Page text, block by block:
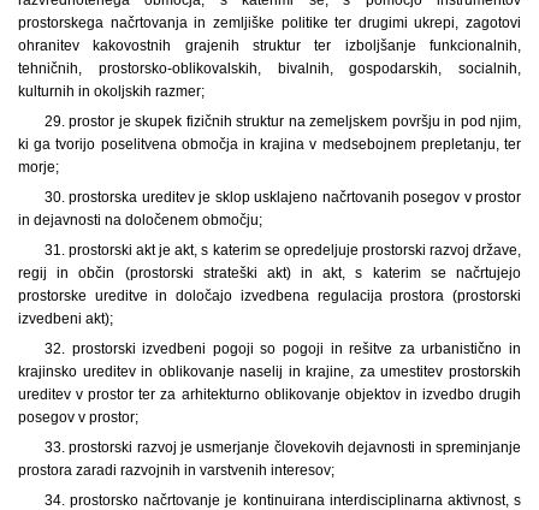
prostorskega načrtovanja in zemljiške politike ter drugimi ukrepi, zagotovi
ohranitev kakovostnih grajenih struktur ter izboljšanje funkcionalnih,
tehničnih, prostorsko-oblikovalskih, bivalnih, gospodarskih, socialnih,
kulturnih in okoljskih razmer;
29. prostor je skupek fizičnih struktur na zemeljskem površju in pod njim,
ki ga tvorijo poselitvena območja in krajina v medsebojnem prepletanju, ter
morje;
30. prostorska ureditev je sklop usklajeno načrtovanih posegov v prostor
in dejavnosti na določenem območju;
31. prostorski akt je akt, s katerim se opredeljuje prostorski razvoj države,
regij in občin (prostorski strateški akt) in akt, s katerim se načrtujejo
prostorske ureditve in določajo izvedbena regulacija prostora (prostorski
izvedbeni akt);
32. prostorski izvedbeni pogoji so pogoji in rešitve za urbanistično in
krajinsko ureditev in oblikovanje naselij in krajine, za umestitev prostorskih
ureditev v prostor ter za arhitekturno oblikovanje objektov in izvedbo drugih
posegov v prostor;
33. prostorski razvoj je usmerjanje človekovih dejavnosti in spreminjanje
prostora zaradi razvojnih in varstvenih interesov;
34. prostorsko načrtovanje je kontinuirana interdisciplinarna aktivnost, s